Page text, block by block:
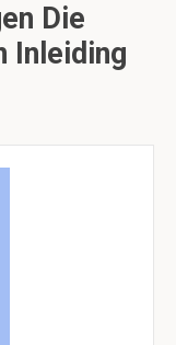
Die
Inleiding